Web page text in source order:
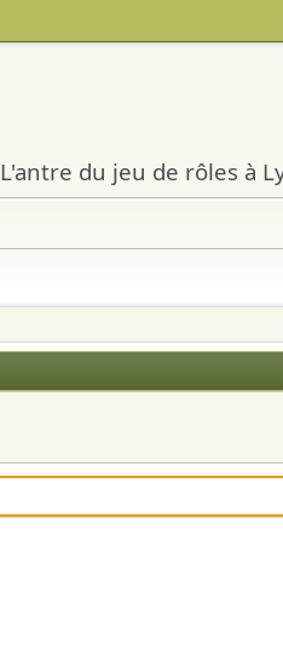
L'antre du jeu de rôles à